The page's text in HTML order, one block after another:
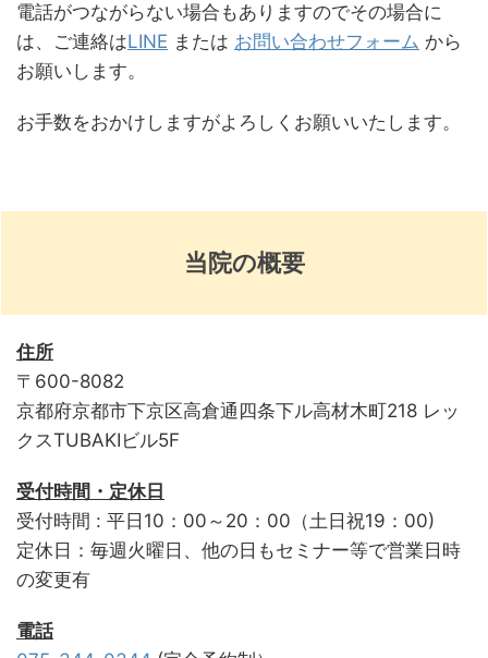
電話がつながらない場合もありますのでその場合に
は、ご連絡はLINE または お問い合わせフォーム から
お願いします。
お手数をおかけしますがよろしくお願いいたします。
当院の概要
住所
〒600-8082
京都府京都市下京区高倉通四条下ル高材木町218 レッ
クスTUBAKIビル5F
受付時間・定休日
受付時間 : 平日10：00～20：00（土日祝19：00)
定休日：毎週火曜日、他の日もセミナー等で営業日時
の変更有
電話